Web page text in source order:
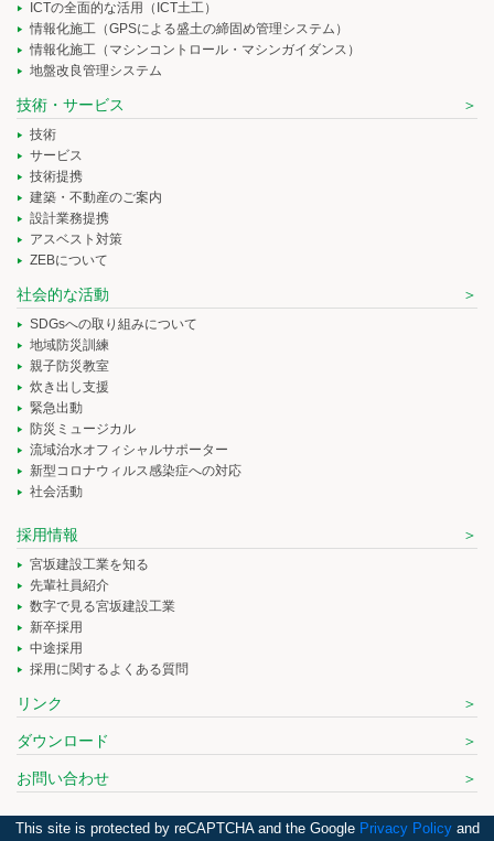
ICTの全面的な活用（ICT土工）
情報化施工（GPSによる盛土の締固め管理システム）
情報化施工（マシンコントロール・マシンガイダンス）
地盤改良管理システム
技術・サービス
技術
サービス
技術提携
建築・不動産のご案内
設計業務提携
アスベスト対策
ZEBについて
社会的な活動
SDGsへの取り組みについて
地域防災訓練
親子防災教室
炊き出し支援
緊急出動
防災ミュージカル
流域治水オフィシャルサポーター
新型コロナウィルス感染症への対応
社会活動
採用情報
宮坂建設工業を知る
先輩社員紹介
数字で見る宮坂建設工業
新卒採用
中途採用
採用に関するよくある質問
リンク
ダウンロード
お問い合わせ
This site is protected by reCAPTCHA and the Google Privacy Policyand